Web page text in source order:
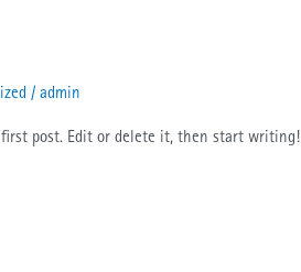
/admin
first post. Edit or delete it, then start writing!